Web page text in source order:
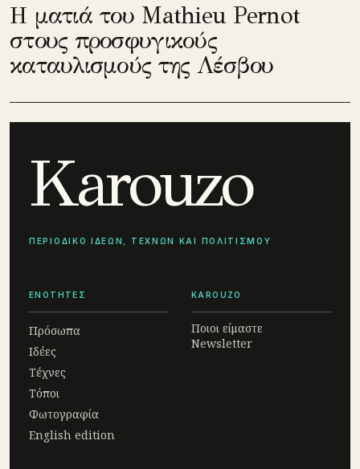
Η ματιά του Mathieu Pernot
στους προσφυγικούς
καταυλισμούς της Λέσβου
Karouzo
ΠΕΡΙΟΔΙΚΟ ΙΔΕΩΝ, ΤΕΧΝΩΝ ΚΑΙ ΠΟΛΙΤΙΣΜΟΥ
ΕΝΟΤΗΤΕΣ
Πρόσωπα
Ιδέες
Τέχνες
Τόποι
Φωτογραφία
English edition
KAROUZO
Ποιοι είμαστε
Newsletter